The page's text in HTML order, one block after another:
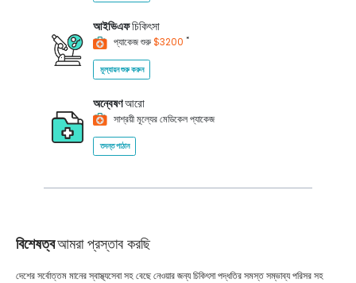
আইভিএফচিকিৎসা
প্যাকেজ শুরু$3200 *
মূল্যায়ন শুরু করুন
অন্বেষণআরো
সাশ্রয়ী মূল্যের মেডিকেল প্যাকেজ
তদন্ত পাঠান
বিশেষত্বআমরা প্রস্তাব করছি
দেশের সর্বোত্তম মানের স্বাস্থ্যসেবা সহ বেছে নেওয়ার জন্য চিকিৎসা পদ্ধতির সমস্ত সম্ভাব্য পরিসর সহ